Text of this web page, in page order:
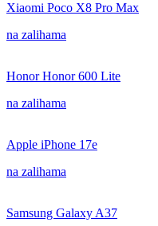
Xiaomi Poco X8 Pro Max
na zalihama
Honor Honor 600 Lite
na zalihama
Apple iPhone 17e
na zalihama
Samsung Galaxy A37